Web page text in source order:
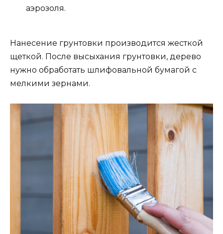
аэрозоля.
Нанесение грунтовки производится жесткой
щеткой. После высыхания грунтовки, дерево
нужно обработать шлифовальной бумагой с
мелкими зернами.